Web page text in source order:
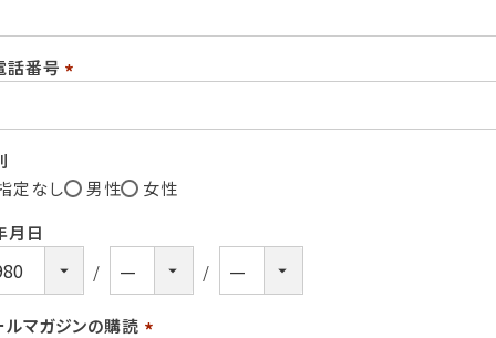
話番号
須)
定なし
男性
女性
月日
ルマガジンの購読